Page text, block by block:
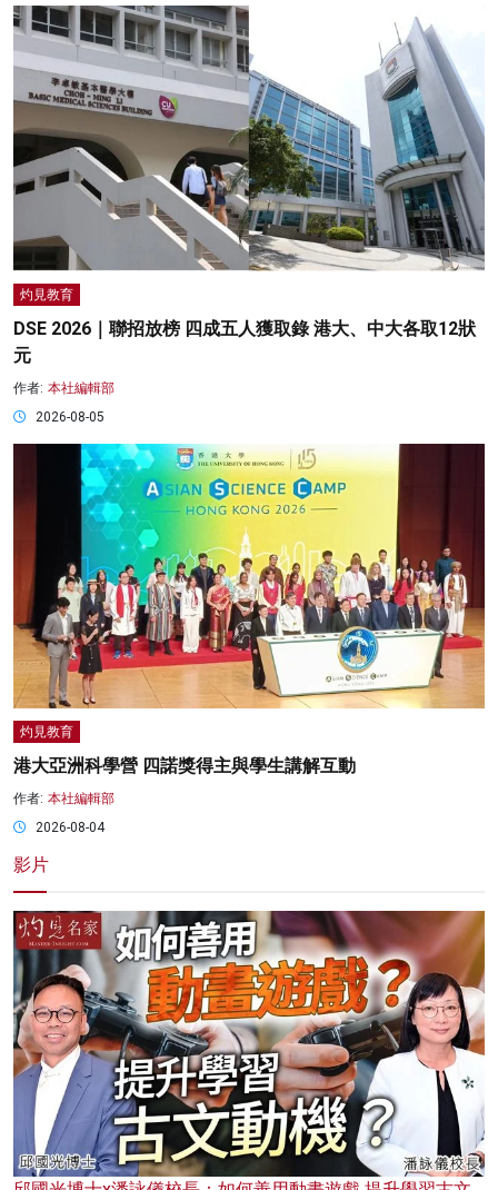
灼見教育
DSE 2026｜聯招放榜 四成五人獲取錄 港大、中大各取12狀
元
作者: 本社編輯部
2026-08-05
灼見教育
港大亞洲科學營 四諾獎得主與學生講解互動
作者: 本社編輯部
2026-08-04
影片